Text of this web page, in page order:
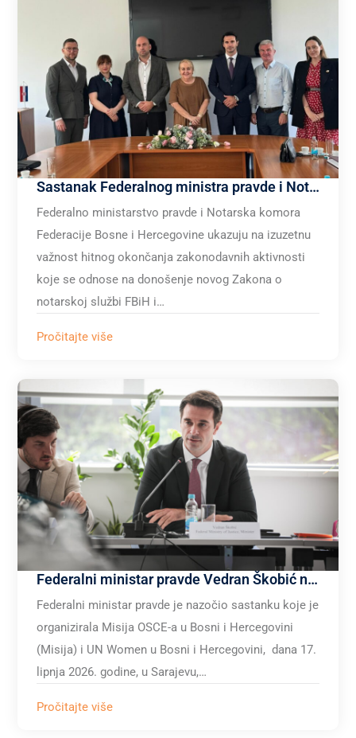
Sastanak Federalnog ministra pravde i Notarske komore F BiH o usvajanju Zakona o notarskoj službi F BiH i seta pratećih zakona
Federalno ministarstvo pravde i Notarska komora
Federacije Bosne i Hercegovine ukazuju na izuzetnu
važnost hitnog okončanja zakonodavnih aktivnosti
koje se odnose na donošenje novog Zakona o
notarskoj službi FBiH i…
Pročitajte više
Federalni ministar pravde Vedran Škobić nazočio je sastanku Misije OSCE-a u Bosni i Hercegovini (Misija) i UN Women u Bosni i Hercegovini
Federalni ministar pravde je nazočio sastanku koje je
organizirala Misija OSCE-a u Bosni i Hercegovini
(Misija) i UN Women u Bosni i Hercegovini, dana 17.
lipnja 2026. godine, u Sarajevu,…
Pročitajte više